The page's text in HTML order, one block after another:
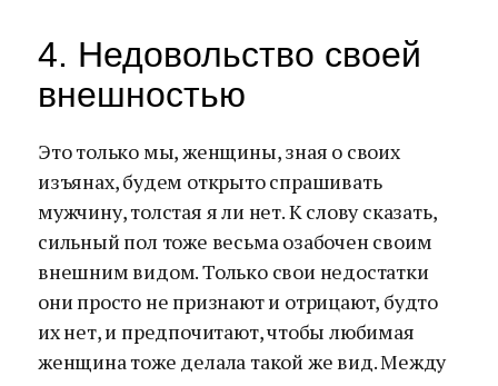
4. Недовольство своей
внешностью
Это только мы, женщины, зная о своих
изъянах, будем открыто спрашивать
мужчину, толстая я ли нет. К слову сказать,
сильный пол тоже весьма озабочен своим
внешним видом. Только свои недостатки
они просто не признают и отрицают, будто
их нет, и предпочитают, чтобы любимая
женщина тоже делала такой же вид. Между